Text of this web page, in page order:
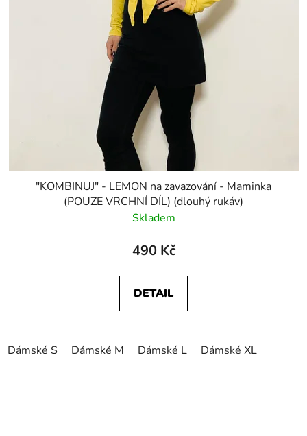
"KOMBINUJ" - LEMON na zavazování - Maminka
(POUZE VRCHNÍ DÍL) (dlouhý rukáv)
Skladem
490 Kč
DETAIL
Dámské S Dámské M Dámské L Dámské XL